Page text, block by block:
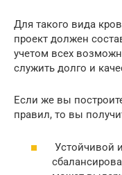
Для такого вида
проект должен
учетом всех
служить долго и
Если же вы
правил, то вы
Устойчивой